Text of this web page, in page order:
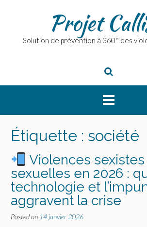
Projet
Solution de prévention à 360° des
Étiquette : société
Violences
sexuelles en 2026 :
technologie et
aggravent la crise
Posted on 14 janvier 2026